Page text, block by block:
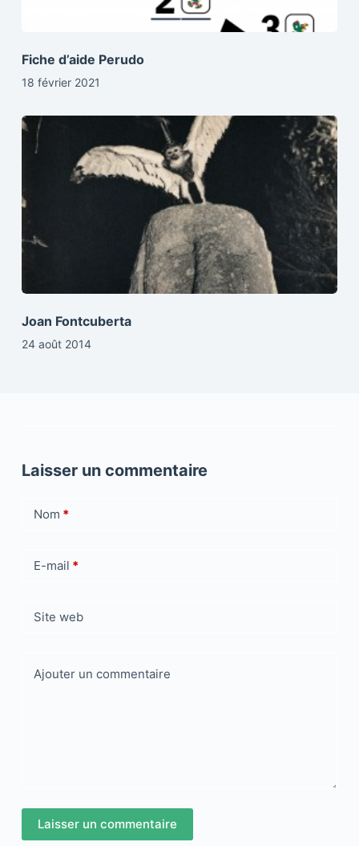
Fiche d’aide Perudo
18 février 2021
Joan Fontcuberta
24 août 2014
Laisser un commentaire
Nom *
E-mail *
Site web
Ajouter un commentaire
Laisser un commentaire